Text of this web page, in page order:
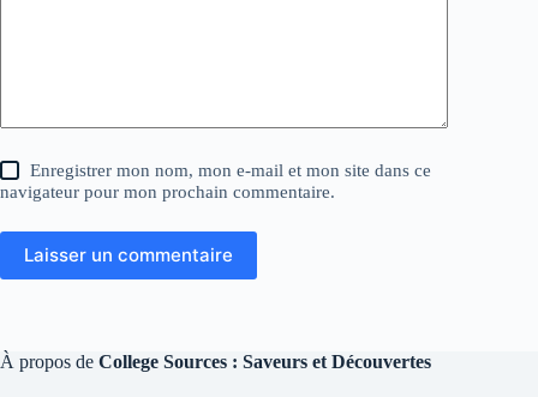
Enregistrer mon nom, mon e-mail et mon site dans ce
navigateur pour mon prochain commentaire.
Laisser un commentaire
À propos de College Sources : Saveurs et Découvertes